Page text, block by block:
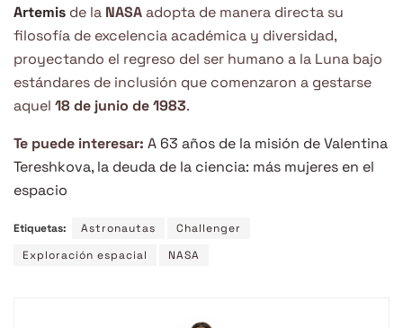
Artemis de la NASAadopta de manera directa su
filosofía de excelencia académica y diversidad,
proyectando el regreso del ser humano a la Luna bajo
estándares de inclusión que comenzaron a gestarse
aquel 18 de junio de 1983.
Te puede interesar: A 63 años de la misión de Valentina
Tereshkova, la deuda de la ciencia: más mujeres en el
espacio
Etiquetas: Astronautas
Challenger
Exploración espacial
NASA